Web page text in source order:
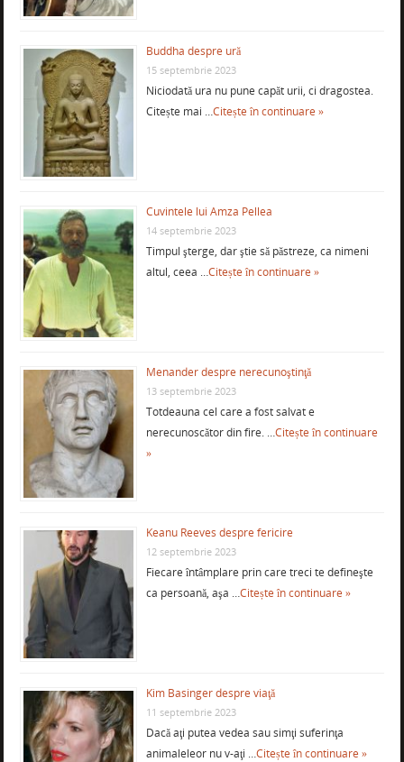
Buddha despre ură
15 septembrie 2023
Niciodată ura nu pune capăt urii, ci dragostea.
Citește mai …Citește în continuare »
Cuvintele lui Amza Pellea
14 septembrie 2023
Timpul şterge, dar ştie să păstreze, ca nimeni
altul, ceea …Citește în continuare »
Menander despre nerecunoştinţă
13 septembrie 2023
Totdeauna cel care a fost salvat e
nerecunoscător din fire. …Citește în continuare
»
Keanu Reeves despre fericire
12 septembrie 2023
Fiecare întâmplare prin care treci te defineşte
ca persoană, aşa …Citește în continuare »
Kim Basinger despre viaţă
11 septembrie 2023
Dacă aţi putea vedea sau simţi suferinţa
animaleleor nu v-aţi …Citește în continuare »